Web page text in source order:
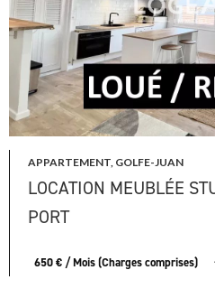
APPARTEMENT, GOLFE-JUAN
LOCATION MEUBLÉE
PORT
650 € / Mois (Charges comprises)